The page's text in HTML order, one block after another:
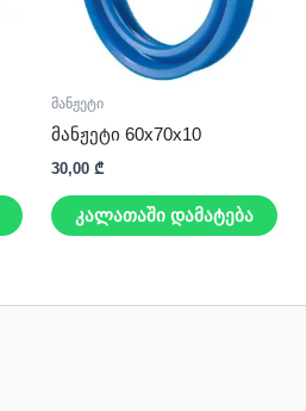
მანჟეტი
მანჟეტი 60x70x10
30,00 ₾
კალათაში დამატება